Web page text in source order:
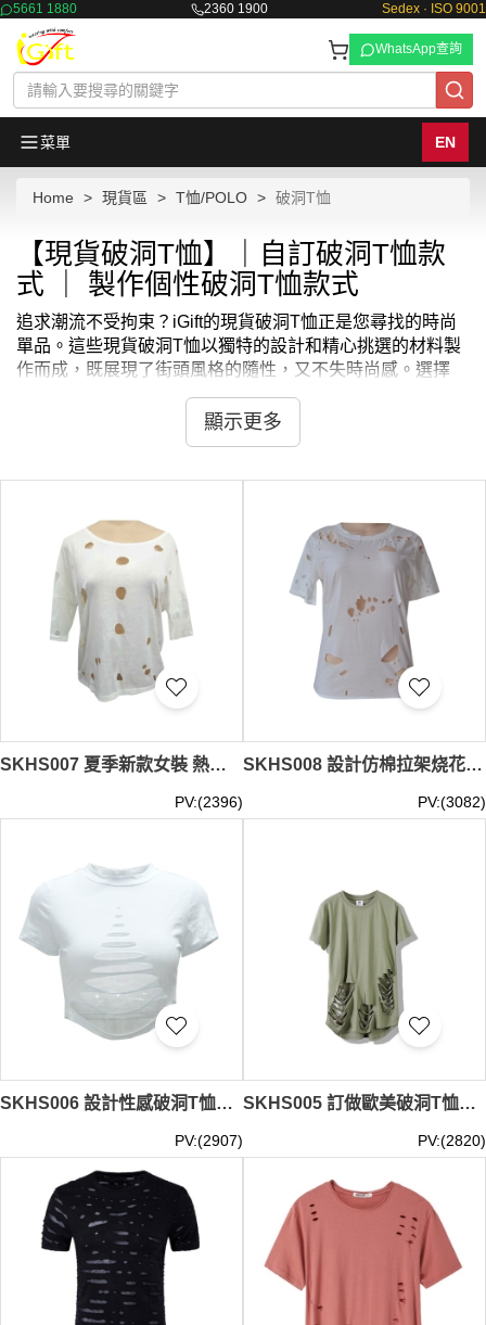
5661 1880 2360 1900 Sedex · ISO 9001
WhatsApp查詢
菜單 EN
Home 現貨區 T恤/POLO 破洞T恤
【現貨破洞T恤】｜自訂破洞T恤款
式 ｜ 製作個性破洞T恤款式
追求潮流不受拘束？iGift的現貨破洞T恤正是您尋找的時尚
單品。這些現貨破洞T恤以獨特的設計和精心挑選的材料製
作而成，既展現了街頭風格的隨性，又不失時尚感。選擇
iGift的現貨破洞T恤，讓您的穿搭在任何場合都能輕鬆吸引
iGift的現貨破洞T恤是每個潮流愛好者的必備品。不論是日
T恤助您每一次外出都充滿自信與魅力。現貨破洞T恤最少
訂購量 -MOQ: 1件起 ； 價格：HKD40 / 起, 視乎數量而定。
貨期約需3-7天
顯示更多
SKHS007 夏季新款女裝 熱賣時尚圓領鏤空性感上衣 短袖女士T恤 破洞T恤 嘻哈 仿棉拉架 開窿
PV:(2396)
SKHS008 設計仿棉拉架烧花时尚破洞新款T恤 訂做女裝破洞T恤款式 穿窿 製造短款破洞T恤款式 破洞T恤專門店 穿窿 圖案
PV:(3082)
SKHS006 設計性感破洞T恤款式 訂做女裝破洞T恤款式 穿窿 製造短款破洞T恤款式 破洞T恤專門店
PV:(2907)
SKHS005 訂做歐美破洞T恤款式 設計男裝破洞T恤款式 穿窿 製作破洞T恤款式 破洞T恤生產商
PV:(2820)